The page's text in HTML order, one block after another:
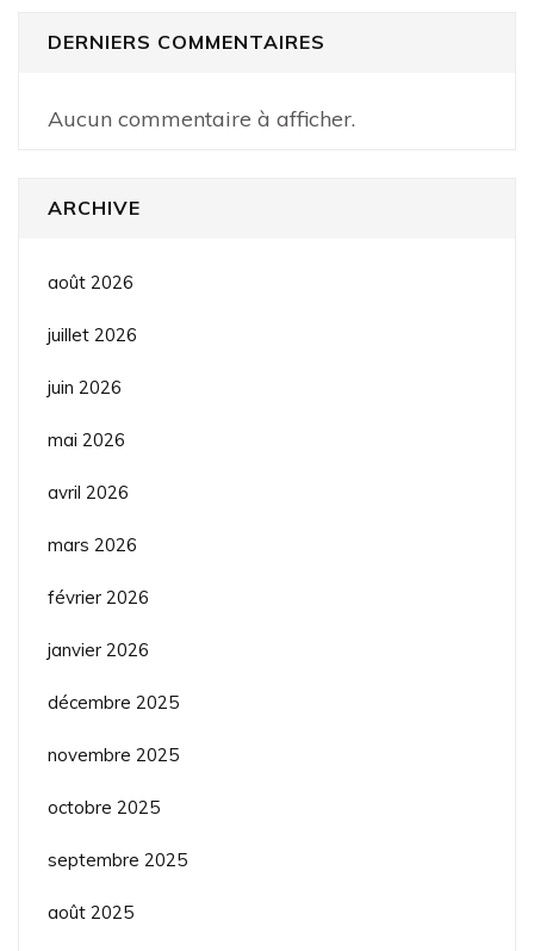
DERNIERS COMMENTAIRES
Aucun commentaire à afficher.
ARCHIVE
août 2026
juillet 2026
juin 2026
mai 2026
avril 2026
mars 2026
février 2026
janvier 2026
décembre 2025
novembre 2025
octobre 2025
septembre 2025
août 2025